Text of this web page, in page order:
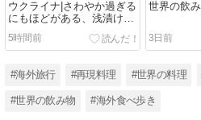
ウクライナ|さわやか過ぎる
にもほどがある、浅漬けキ
ュウリ
5時間前
世界の飲
3日前
#海外旅行 #再現料理 #世界の料理
#世界の飲み物 #海外食べ歩き